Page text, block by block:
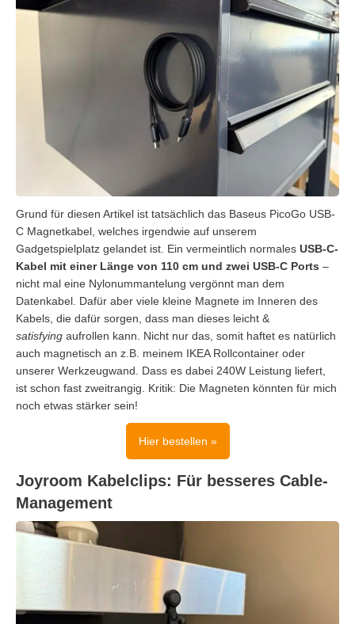
Grund für diesen Artikel ist tatsächlich das Baseus PicoGo USB-
C Magnetkabel, welches irgendwie auf unserem
Gadgetspielplatz gelandet ist. Ein vermeintlich normales USB-C-
Kabel mit einer Länge von 110 cm und zwei USB-C Ports –
nicht mal eine Nylonummantelung vergönnt man dem
Datenkabel. Dafür aber viele kleine Magnete im Inneren des
Kabels, die dafür sorgen, dass man dieses leicht &
satisfying aufrollen kann. Nicht nur das, somit haftet es natürlich
auch magnetisch an z.B. meinem IKEA Rollcontainer oder
unserer Werkzeugwand. Dass es dabei 240W Leistung liefert,
ist schon fast zweitrangig. Kritik: Die Magneten könnten für mich
noch etwas stärker sein!
Hier bestellen »
Joyroom Kabelclips: Für besseres Cable-
Management